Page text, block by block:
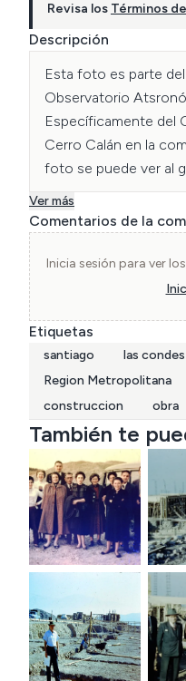
Revisa los Términos
Descripción
Esta foto es parte
Observatorio
Específicamente del
Cerro Calán en la
foto se puede ver al
cargo de las faenas
planimetría del
Ver más
Comentarios de la
Inicia sesión para ver
Etiquetas
santiago las condes
Region Metropolitana
construccion
obra
También te